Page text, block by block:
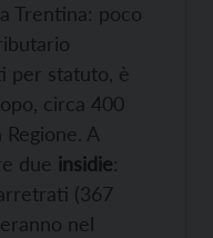
Trentina: poco
per statuto, è
circa 400
A
due insidie:
(367
nel